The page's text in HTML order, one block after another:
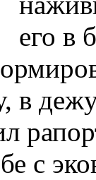
его в
в
с